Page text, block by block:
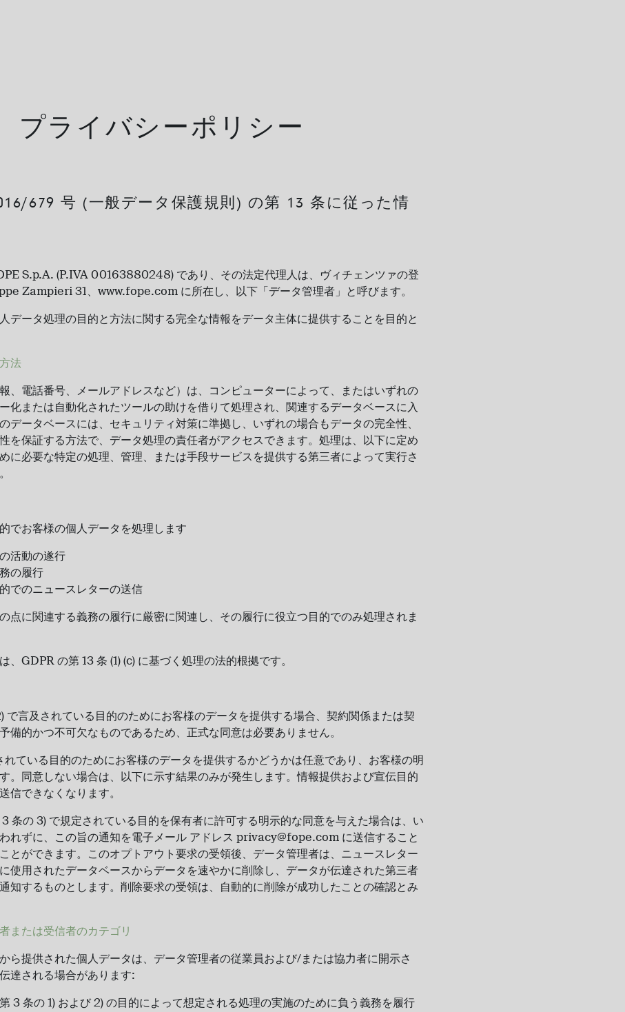
プライバシーポリシー
679 号 (一般データ保護規則) の第 13 条に従った情
S.p.A. (P.IVA 00163880248) であり、その法定代理人は、ヴィチェンツァの登
Zampieri 31、www.fope.com に所在し、以下「データ管理者」と呼びます。
データ処理の目的と方法に関する完全な情報をデータ主体に提供することを目的と
法
、電話番号、メールアドレスなど）は、コンピューターによって、またはいずれの
化または自動化されたツールの助けを借りて処理され、関連するデータベースに入
データベースには、セキュリティ対策に準拠し、いずれの場合もデータの完全性、
を保証する方法で、データ処理の責任者がアクセスできます。処理は、以下に定め
に必要な特定の処理、管理、または手段サービスを提供する第三者によって実行さ
でお客様の個人データを処理します
活動の遂行
の履行
でのニュースレターの送信
点に関連する義務の履行に厳密に関連し、その履行に役立つ目的でのみ処理されま
、GDPR の第 13 条 (1) (c) に基づく処理の法的根拠です。
で言及されている目的のためにお客様のデータを提供する場合、契約関係または契
備的かつ不可欠なものであるため、正式な同意は必要ありません。
れている目的のためにお客様のデータを提供するかどうかは任意であり、お客様の明
。同意しない場合は、以下に示す結果のみが発生します。情報提供および宣伝目的
信できなくなります。
条の 3) で規定されている目的を保有者に許可する明示的な同意を与えた場合は、い
れずに、この旨の通知を電子メール アドレス privacy@fope.com に送信すること
とができます。このオプトアウト要求の受領後、データ管理者は、ニュースレター
使用されたデータベースからデータを速やかに削除し、データが伝達された第三者
知するものとします。削除要求の受領は、自動的に削除が成功したことの確認とみ
または受信者のカテゴリ
ら提供された個人データは、データ管理者の従業員および/または協力者に開示さ
達される場合があります:
3 条の 1) および 2) の目的によって想定される処理の実施のために負う義務を履行